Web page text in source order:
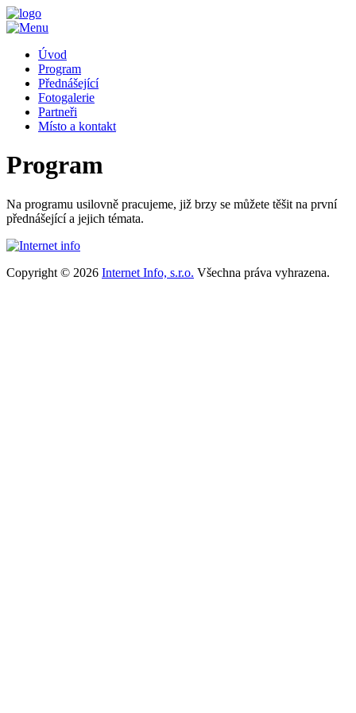
Úvod
Program
Přednášející
Fotogalerie
Partneři
Místo a kontakt
Program
Na programu usilovně pracujeme, již brzy se můžete těšit na první
přednášející a jejich témata.
Copyright © 2026 Internet Info, s.r.o. Všechna práva vyhrazena.